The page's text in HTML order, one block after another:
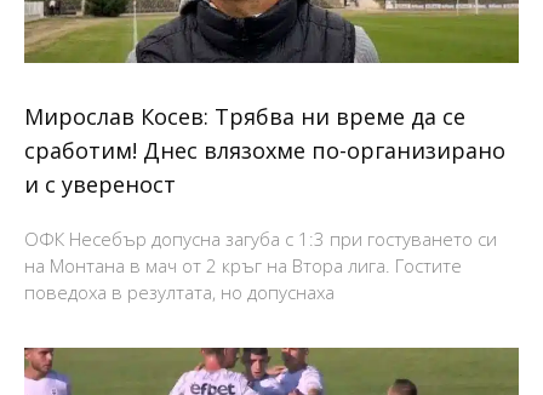
Мирослав Косев: Трябва ни време да се
сработим! Днес влязохме по-организирано
и с увереност
ОФК Несебър допусна загуба с 1:3 при гостуването си
на Монтана в мач от 2 кръг на Втора лига. Гостите
поведоха в резултата, но допуснаха